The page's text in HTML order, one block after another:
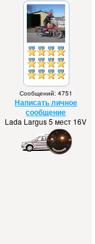
Сообщений: 4751
Написать личное
сообщение
Lada Largus 5 мест 16V